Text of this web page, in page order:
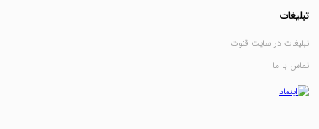
تبلیغات
تبلیغات در سایت قنوت
تماس با ما